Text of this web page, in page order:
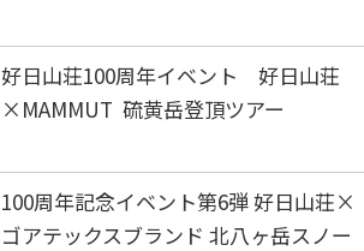
好日山荘100周年イベント 好日山荘
×MAMMUT 硫黄岳登頂ツアー
100周年記念イベント第6弾 好日山荘×
ゴアテックスブランド 北八ヶ岳スノー